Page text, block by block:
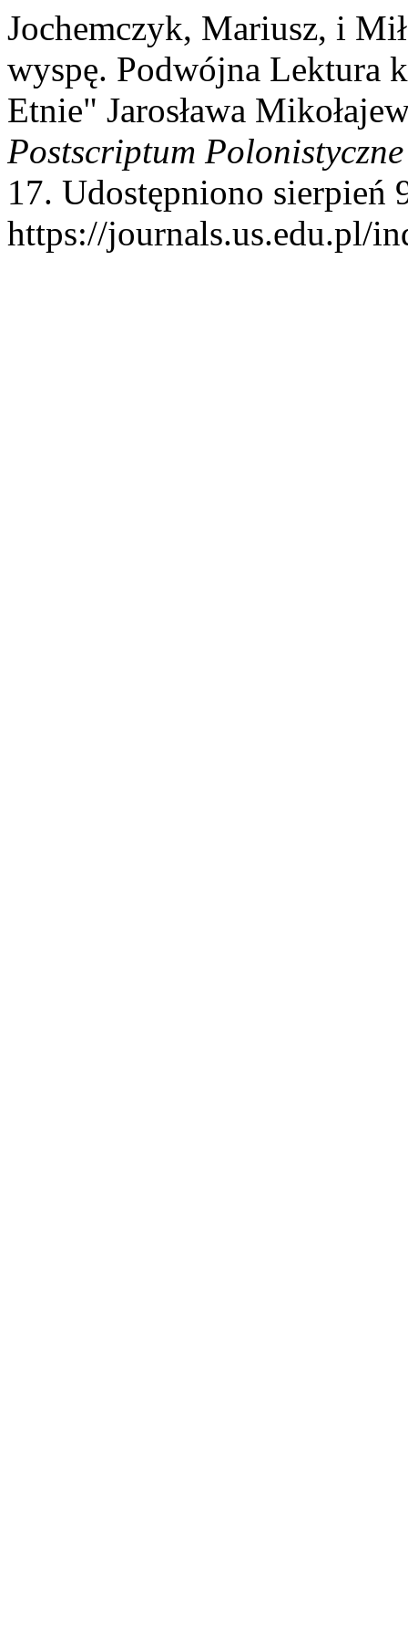
Jochemczyk, Mariusz, i
wyspę. Podwójna Lektura
Etnie" Jarosława
Postscriptum Polonistyczne
17. Udostępniono sierpień
https://journals.us.edu.pl/